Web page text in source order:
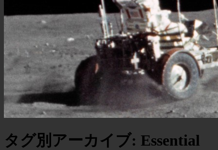
タグ別アーカイブ: Essential